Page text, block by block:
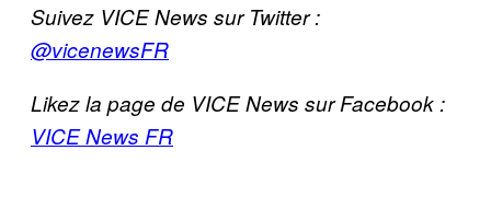
Suivez VICE News sur Twitter :
@vicenewsFR
Likez la page de VICE News sur Facebook :
VICE News FR